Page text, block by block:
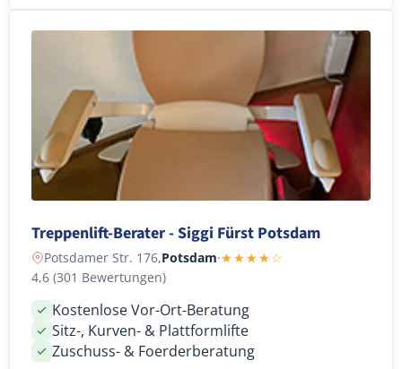
Treppenlift-Berater - Siggi Fürst Potsdam
Potsdamer Str. 176,Potsdam·★★★★☆
4,6 (301 Bewertungen)
Kostenlose Vor-Ort-Beratung
Sitz-, Kurven- & Plattformlifte
Zuschuss- & Foerderberatung